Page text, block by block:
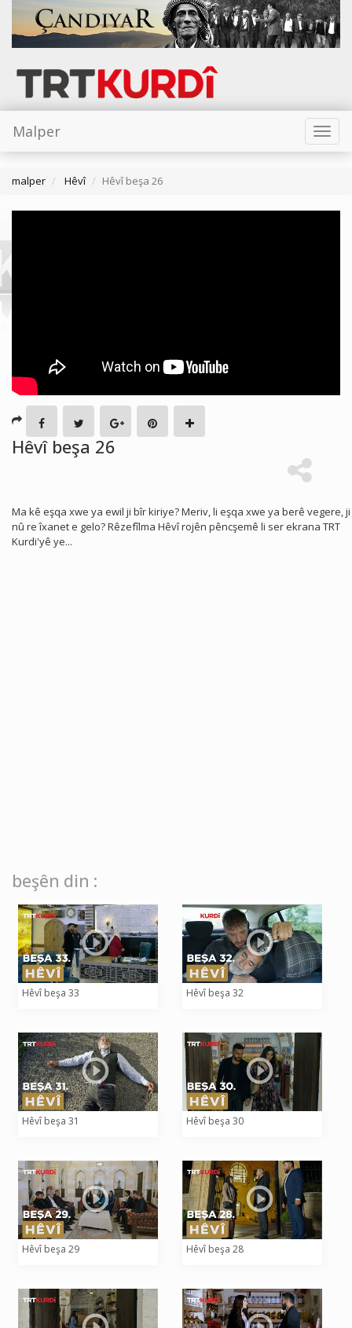
Toggle
Malper
malper Hêvî Hêvî beşa 26
Hêvî beşa 26
Ma kê eşqa xwe ya ewil ji bîr kiriye? Meriv, li eşqa xwe ya berê vegere,
nû re îxanet e gelo? Rêzefîlma Hêvî rojên pêncşemê li ser ekrana TRT
Kurdi'yê ye...
beşên din :
Hêvî beşa 33 Hêvî beşa 32
Hêvî beşa 31 Hêvî beşa 30
Hêvî beşa 29 Hêvî beşa 28